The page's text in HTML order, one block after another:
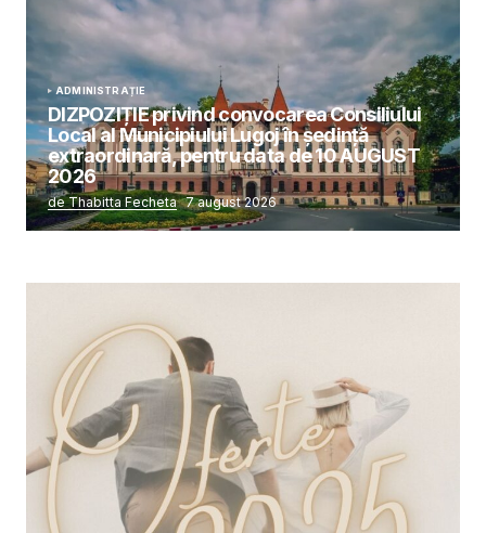
ADMINISTRAȚIE
DIZPOZIȚIE privind convocarea Consiliului
Local al Municipiului Lugoj în şedinţă
extraordinară, pentru data de 10 AUGUST
2026
de Thabitta Fecheta 7 august 2026